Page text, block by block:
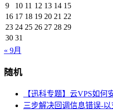
9
10 11 12 13 14 15
16 17 18 19 20 21 22
23 24 25 26 27 28 29
30 31
« 9月
随机
【迅科专题】云VPS如何
三步解决回调信息错误-